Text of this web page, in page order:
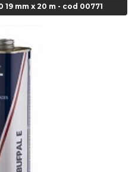
- Cod 02558
x 6.1/2 pol - cod 00977
- Cod 00892
02911
mm x 20 m - cod 00771